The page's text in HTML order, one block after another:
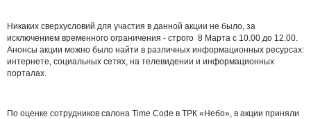
Никаких сверхусловий для участия в данной акции не было, за
исключением временного ограничения - строго 8 Марта с 10.00 до 12.00.
Анонсы акции можно было найти в различных информационных ресурсах:
интернете, социальных сетях, на телевидении и информационных
порталах.
По оценке сотрудников салона Time Code в ТРК «Небо», в акции приняли